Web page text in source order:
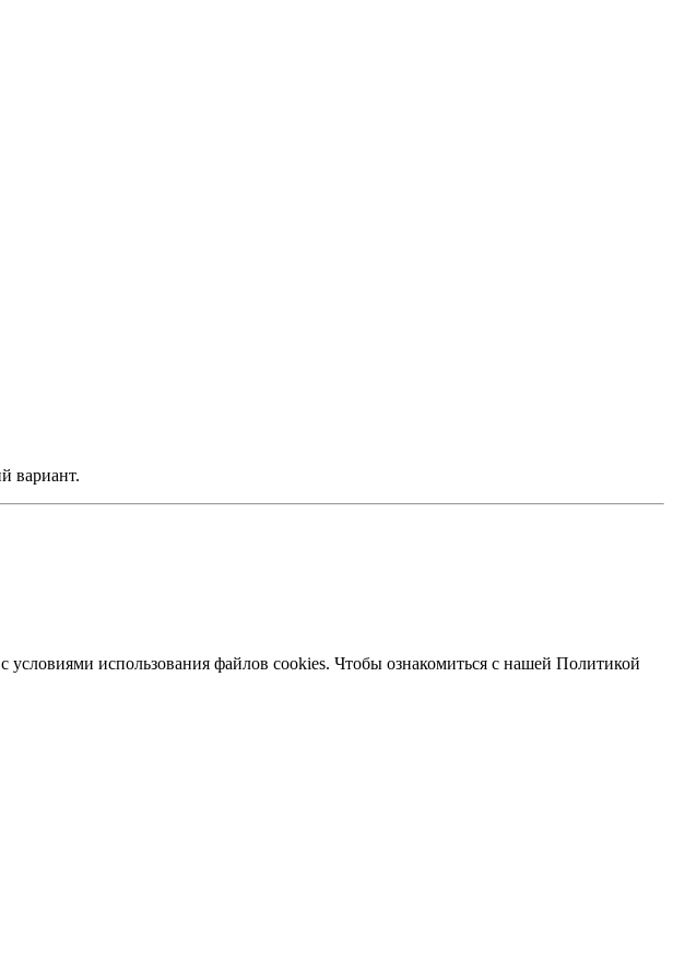
вариант.
использования файлов cookies. Чтобы ознакомиться с нашей Политикой